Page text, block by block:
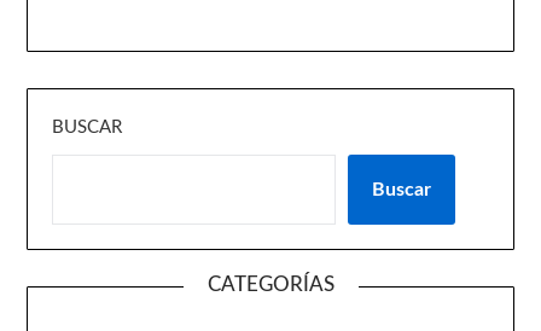
BUSCAR
Buscar
CATEGORÍAS